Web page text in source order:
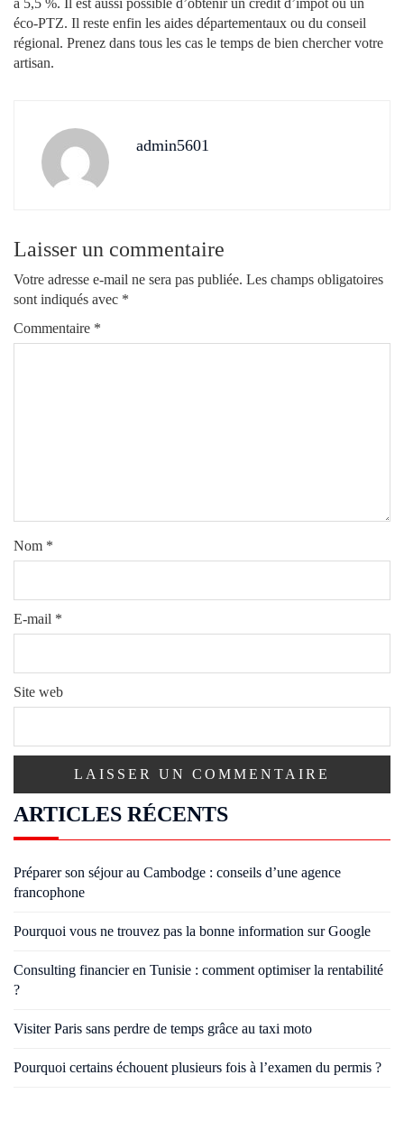
éco-PTZ. Il reste enfin les aides départementaux ou du conseil
régional. Prenez dans tous les cas le temps de bien chercher votre
artisan.
admin5601
Laisser un commentaire
Votre adresse e-mail ne sera pas publiée. Les champs obligatoires
sont indiqués avec *
Commentaire *
Nom *
E-mail *
Site web
ARTICLES RÉCENTS
Préparer son séjour au Cambodge : conseils d’une agence
francophone
Pourquoi vous ne trouvez pas la bonne information sur Google
Consulting financier en Tunisie : comment optimiser la rentabilité
?
Visiter Paris sans perdre de temps grâce au taxi moto
Pourquoi certains échouent plusieurs fois à l’examen du permis ?